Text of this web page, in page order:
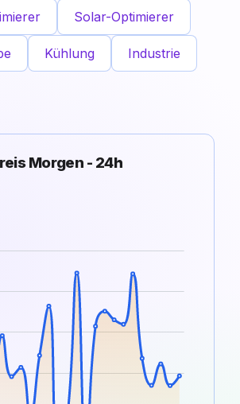
Solar-Optimierer
Kühlung Industrie
Morgen - 24h